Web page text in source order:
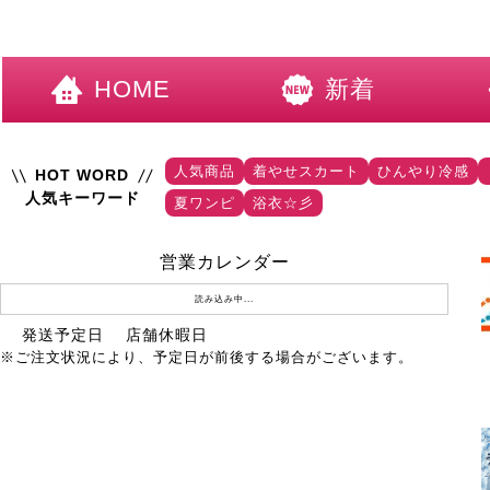
HOME 新着
HOT WORD
人気キーワード
人気商品 着やせスカート ひんやり冷感
夏ワンピ
浴衣☆彡
営業カレンダー
読み込み中...
発送予定日 店舗休暇日
※ご注文状況により、予定日が前後する場合がございます。